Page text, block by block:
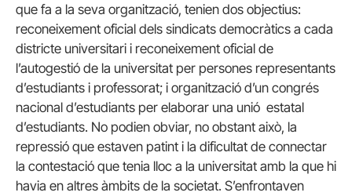
que fa a la seva organització, tenien dos objectius:
reconeixement oficial dels sindicats democràtics a cada
districte universitari i reconeixement oficial de
l’autogestió de la universitat per persones representants
d’estudiants i professorat; i organització d’un congrés
nacional d’estudiants per elaborar una unió estatal
d’estudiants. No podien obviar, no obstant això, la
repressió que estaven patint i la dificultat de connectar
la contestació que tenia lloc a la universitat amb la que hi
havia en altres àmbits de la societat. S’enfrontaven